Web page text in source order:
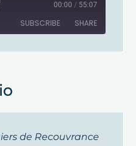
00:00 / 55:07
SUBSCRIBE SHARE
de Recouvrance